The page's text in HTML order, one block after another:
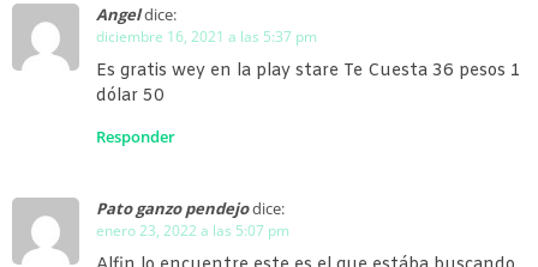
Angeldice:
diciembre 16, 2021 a las 5:37 pm
Es gratis wey en la play stare Te Cuesta 36 pesos 1
dólar 50
Responder
Pato ganzo pendejodice:
enero 23, 2022 a las 5:07 pm